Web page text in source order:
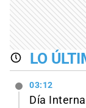
LO
03:12
Día